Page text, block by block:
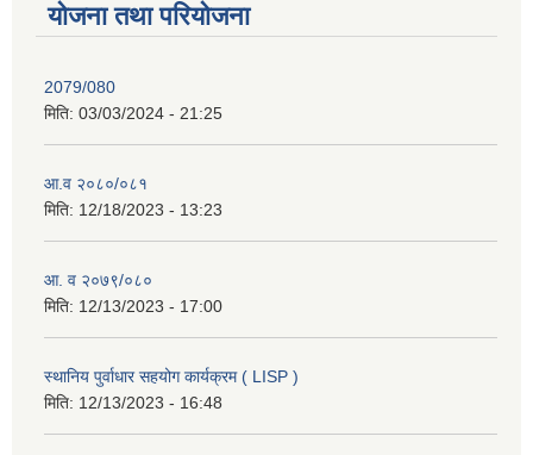
योजना तथा परियोजना
2079/080
मिति: 03/03/2024 - 21:25
आ.व २०८०/०८१
मिति: 12/18/2023 - 13:23
आ. व २०७९/०८०
मिति: 12/13/2023 - 17:00
स्थानिय पुर्वाधार सहयोग कार्यक्रम ( LISP )
मिति: 12/13/2023 - 16:48